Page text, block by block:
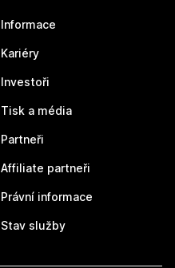
Informace
Kariéry
Investoři
Tisk a média
Partneři
Affiliate partneři
Právní informace
Stav služby